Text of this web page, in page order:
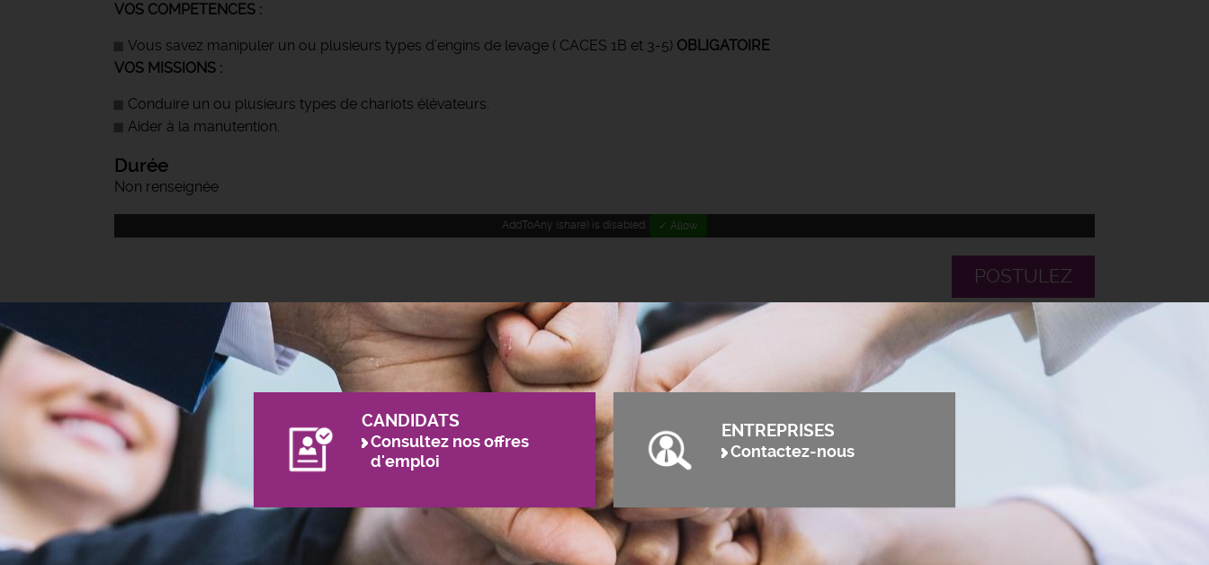
VOS COMPETENCES :
Vous savez manipuler un ou plusieurs types d’engins de levage ( CACES 1B et 3-5) OBLIGATOIRE
VOS MISSIONS :
Conduire un ou plusieurs types de chariots élévateurs.
Aider à la manutention.
Durée
Non renseignée
AddToAny (share) is disabled. ✓ Allow
POSTULEZ
CANDIDATS
Consultez nos offres
d'emploi
ENTREPRISES
Contactez-nous